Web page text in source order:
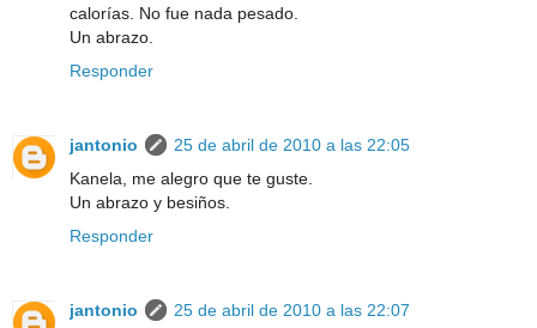
calorías. No fue nada pesado.
Un abrazo.
Responder
jantonio
25 de abril de 2010 a las 22:05
Kanela, me alegro que te guste.
Un abrazo y besiños.
Responder
jantonio
25 de abril de 2010 a las 22:07